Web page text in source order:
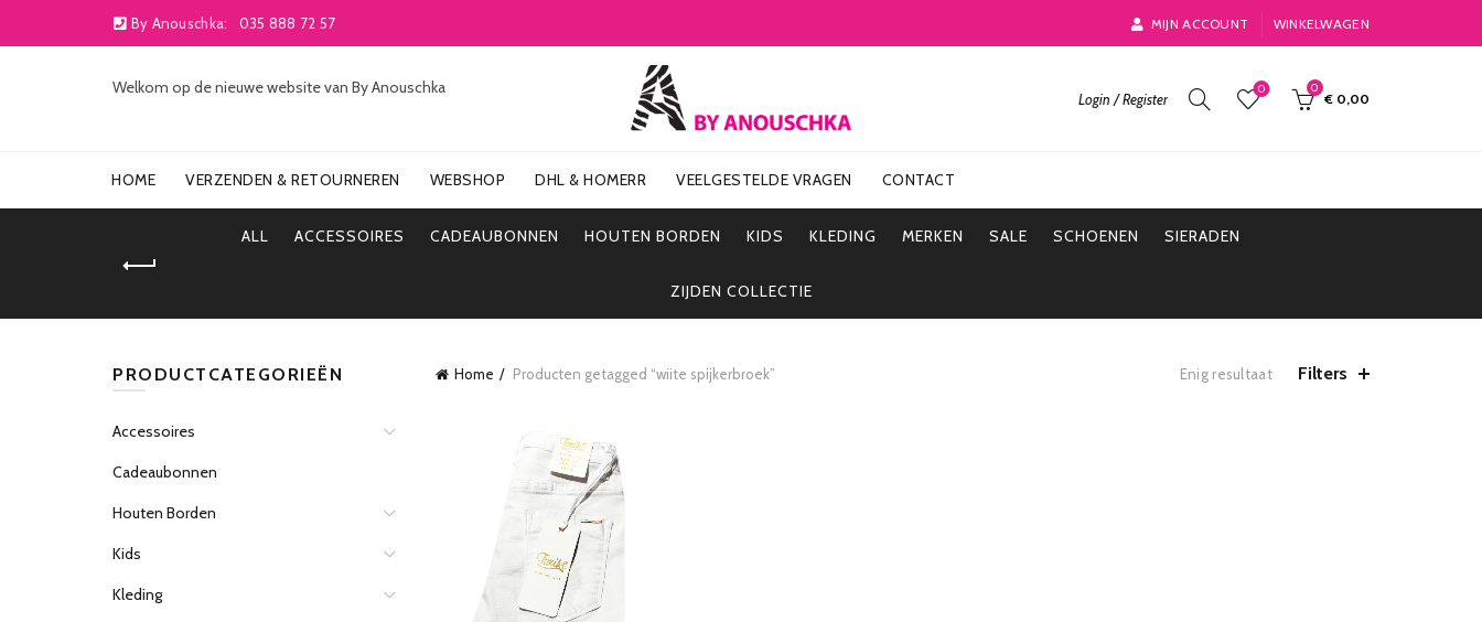
By Anouschka: 035 888 72 57 MIJN ACCOUNT WINKELWAGEN
Welkom op de nieuwe website van By Anouschka
Login / Register
0 0
€ 0,00
HOME VERZENDEN & RETOURNEREN WEBSHOP DHL & HOMERR VEELGESTELDE VRAGEN CONTACT
ALL ACCESSOIRES CADEAUBONNEN HOUTEN BORDEN KIDS KLEDING MERKEN SALE SCHOENEN SIERADEN
ZIJDEN COLLECTIE
Home Producten getagged “wiite spijkerbroek” Enig resultaat Filters
PRODUCTCATEGORIEËN
Accessoires
Cadeaubonnen
Houten Borden
Kids
Kleding